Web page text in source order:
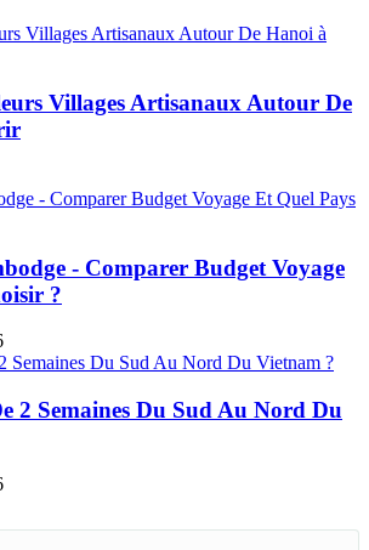
Villages Artisanaux Autour De
- Comparer Budget Voyage
?
2 Semaines Du Sud Au Nord Du